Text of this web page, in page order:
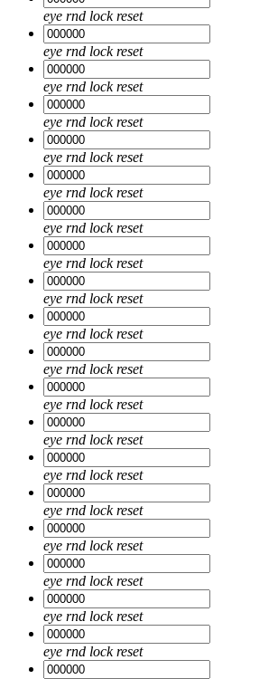
eye rnd lock reset
eye rnd lock reset
eye rnd lock reset
eye rnd lock reset
eye rnd lock reset
eye rnd lock reset
eye rnd lock reset
eye rnd lock reset
eye rnd lock reset
eye rnd lock reset
eye rnd lock reset
eye rnd lock reset
eye rnd lock reset
eye rnd lock reset
eye rnd lock reset
eye rnd lock reset
eye rnd lock reset
eye rnd lock reset
eye rnd lock reset